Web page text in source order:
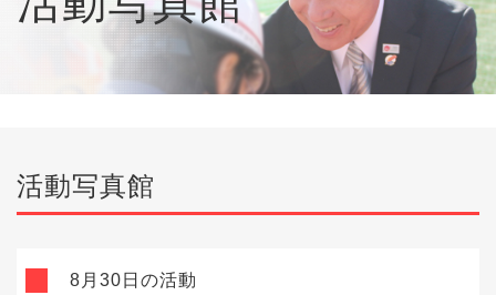
活動写真館
8月30日の活動